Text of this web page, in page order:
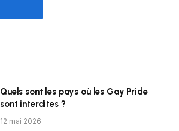
Quels sont les pays où les Gay Pride
sont interdites ?
12 mai 2026